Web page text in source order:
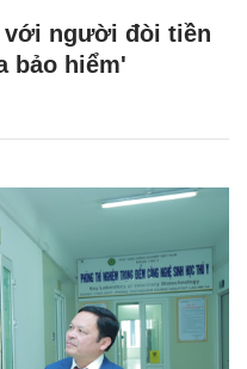
người đòi tiền
bảo hiểm'